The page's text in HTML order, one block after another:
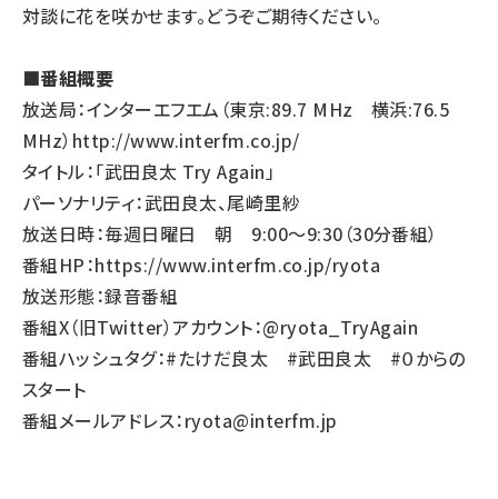
対談に花を咲かせます。どうぞご期待ください。
■番組概要
放送局：インターエフエム（東京:89.7 MHz 横浜:76.5
MHz） http://www.interfm.co.jp/
タイトル：「武田良太 Try Again」
パーソナリティ：武田良太、尾崎里紗
放送日時：毎週日曜日 朝 9:00～9:30（30分番組）
番組HP：https://www.interfm.co.jp/ryota
放送形態：録音番組
番組X（旧Twitter）アカウント：@ryota_TryAgain
番組ハッシュタグ：#たけだ良太 #武田良太 #０からの
スタート
番組メールアドレス：ryota@interfm.jp